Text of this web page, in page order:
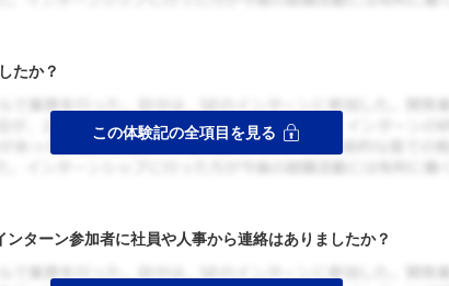
たか？
ターン参加者に社員や人事から連絡はありましたか？